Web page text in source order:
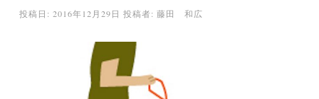
投稿日: 2016年12月29日 投稿者: 藤田 和広